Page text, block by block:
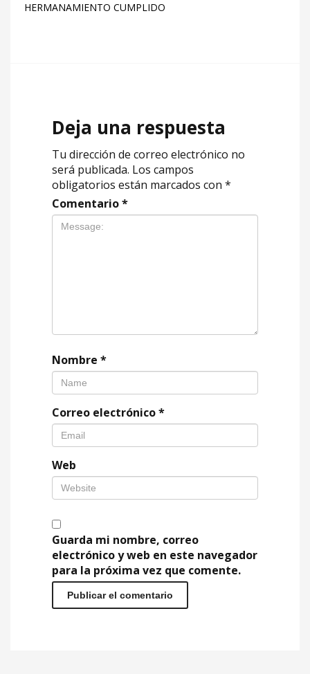
HERMANAMIENTO CUMPLIDO
Deja una respuesta
Tu dirección de correo electrónico no
será publicada. Los campos
obligatorios están marcados con *
Comentario*
Nombre *
Correo electrónico*
Web
Guarda mi nombre, correo
electrónico y web en este navegador
para la próxima vez que comente.